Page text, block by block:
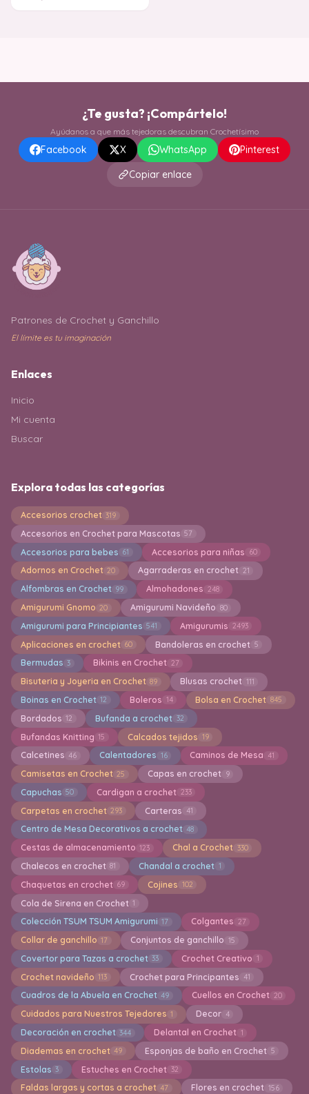
¿Te gusta? ¡Compártelo!
Ayúdanos a que más tejedoras descubran Crochetísimo
Facebook X WhatsApp
Pinterest
Copiar enlace
Patrones de Crochet y Ganchillo
El límite es tu imaginación
Enlaces
Inicio
Mi cuenta
Buscar
Explora todas las categorías
Accesorios crochet 319
Accesorios en Crochet para Mascotas 57
Accesorios para bebes 61 Accesorios para niñas 60
Adornos en Crochet 20 Agarraderas en crochet 21
Alfombras en Crochet 99 Almohadones 248
Amigurumi Gnomo 20 Amigurumi Navideño 80
Amigurumi para Principiantes 541 Amigurumis 2493
Aplicaciones en crochet 60 Bandoleras en crochet 5
Bermudas 3 Bikinis en Crochet 27
Bisuteria y Joyeria en Crochet 89 Blusas crochet 111
Boinas en Crochet 12 Boleros 14 Bolsa en Crochet 845
Bordados 12 Bufanda a crochet 32
Bufandas Knitting 15 Calcados tejidos 19
Calcetines 46 Calentadores 16 Caminos de Mesa 41
Camisetas en Crochet 25 Capas en crochet 9
Capuchas 50 Cardigan a crochet 233
Carpetas en crochet 293 Carteras 41
Centro de Mesa Decorativos a crochet 48
Cestas de almacenamiento 123 Chal a Crochet 330
Chalecos en crochet 81 Chandal a crochet 1
Chaquetas en crochet 69 Cojines 102
Cola de Sirena en Crochet 1
Colección TSUM TSUM Amigurumi 17 Colgantes 27
Collar de ganchillo 17 Conjuntos de ganchillo 15
Covertor para Tazas a crochet 33 Crochet Creativo 1
Crochet navideño 113 Crochet para Principantes 41
Cuadros de la Abuela en Crochet 49 Cuellos en Crochet 20
Cuidados para Nuestros Tejedores 1 Decor 4
Decoración en crochet 344 Delantal en Crochet 1
Diademas en crochet 49 Esponjas de baño en Crochet 5
Estolas 3 Estuches en Crochet 32
Faldas largas y cortas a crochet 47 Flores en crochet 156